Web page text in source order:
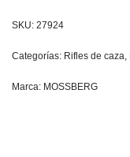
SKU: 27924
Categorías: Rifles de caza,
Marca: MOSSBERG